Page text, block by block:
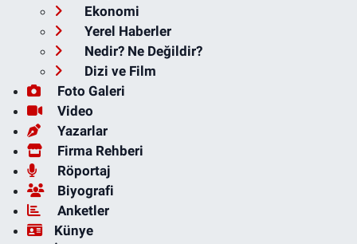
Ekonomi
Yerel Haberler
Nedir? Ne Değildir?
Dizi ve Film
Foto Galeri
Video
Yazarlar
Firma Rehberi
Röportaj
Biyografi
Anketler
Künye